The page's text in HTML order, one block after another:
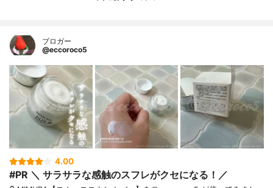
ブロガー
@eccoroco5
4.00
#PR ＼ サラサラな感触のスフレがクセになる！／